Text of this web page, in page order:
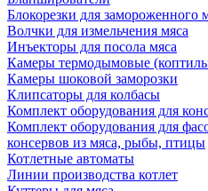
Блокорезки для замороженного
Волчки для измельчения мяса
Инъекторы для посола мяса
Камеры термодымовые
Камеры шоковой заморозки
Клипсаторы для колбасы
Комплект оборудования для
Комплект оборудования для
консервов из мяса, рыбы, птицы
Котлетные автоматы
Линии производства котлет